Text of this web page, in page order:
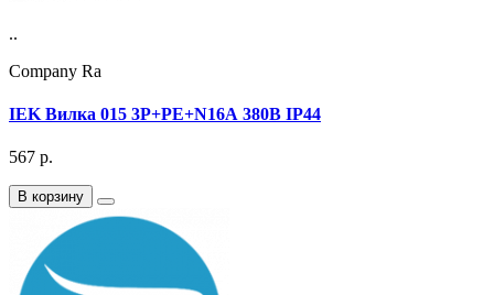
..
Company Ra
IEK Вилка 015 3Р+РЕ+N16А 380В IP44
567 р.
В корзину